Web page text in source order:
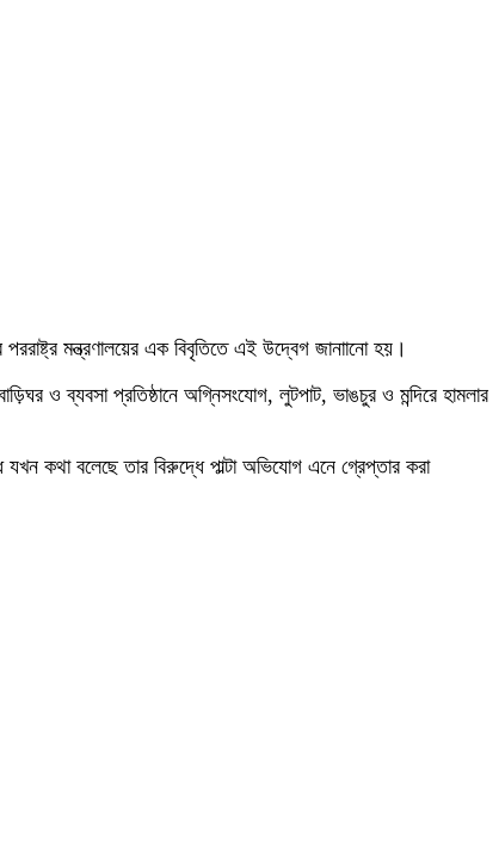
মন্ত্রণালয়ের এক বিবৃতিতে এই উদ্বেগ জানাানো হয়।
ও ব্যবসা প্রতিষ্ঠানে অগ্নিসংযোগ, লুটপাট, ভাঙচুর ও মন্দিরে হামলার
যখন কথা বলেছে তার বিরুদ্ধে পাল্টা অভিযোগ এনে গ্রেপ্তার করা